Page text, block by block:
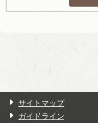
サイトマップ
ガイドライン